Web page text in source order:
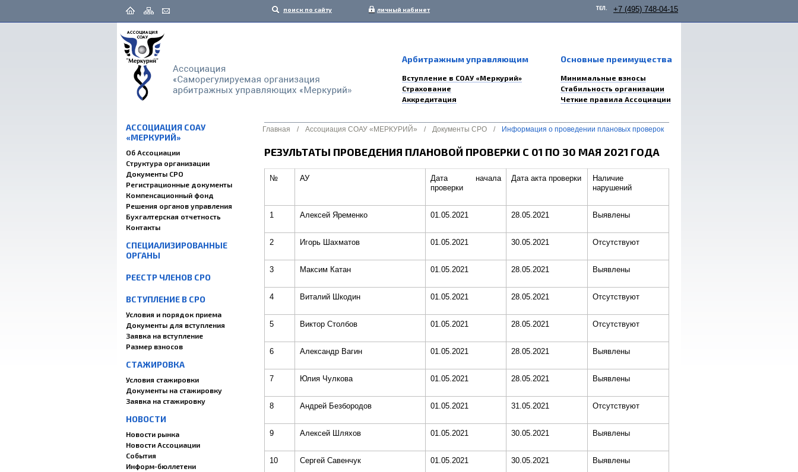
поиск по сайту личный кабинет ТЕЛ. +7 (495) 748-04-15
Арбитражным управляющим
Вступление в СОАУ «Меркурий»
Страхование
Аккредитация
Основные преимущества
Минимальные взносы
Стабильность организации
Четкие правила Ассоциации
АССОЦИАЦИЯ СОАУ
«МЕРКУРИЙ»
Об Ассоциации
Структура организации
Документы СРО
Регистрационные документы
Компенсационный фонд
Решения органов управления
Бухгалтерская отчетность
Контакты
СПЕЦИАЛИЗИРОВАННЫЕ
ОРГАНЫ
РЕЕСТР ЧЛЕНОВ СРО
ВСТУПЛЕНИЕ В СРО
Условия и порядок приема
Документы для вступления
Заявка на вступление
Размер взносов
СТАЖИРОВКА
Условия стажировки
Документы на стажировку
Заявка на стажировку
НОВОСТИ
Новости рынка
Новости Ассоциации
События
Информ-бюллетени
Главная / Ассоциация СОАУ «МЕРКУРИЙ» / Документы СРО / Информация о проведении плановых проверок
РЕЗУЛЬТАТЫ ПРОВЕДЕНИЯ ПЛАНОВОЙ ПРОВЕРКИ С 01 ПО 30 МАЯ 2021 ГОДА
№ АУ
Дата начала
проверки
Дата акта проверки
Наличие
нарушений
1 Алексей Яременко 01.05.2021 28.05.2021 Выявлены
2 Игорь Шахматов 01.05.2021 30.05.2021 Отсутствуют
3 Максим Катан 01.05.2021 28.05.2021 Выявлены
4 Виталий Шкодин 01.05.2021 28.05.2021 Отсутствуют
5 Виктор Столбов 01.05.2021 28.05.2021 Отсутствуют
6 Александр Вагин 01.05.2021 28.05.2021 Выявлены
7 Юлия Чулкова 01.05.2021 28.05.2021 Выявлены
8 Андрей Безбородов 01.05.2021 31.05.2021 Отсутствуют
9 Алексей Шляхов 01.05.2021 30.05.2021 Выявлены
10 Сергей Савенчук 01.05.2021 30.05.2021 Выявлены